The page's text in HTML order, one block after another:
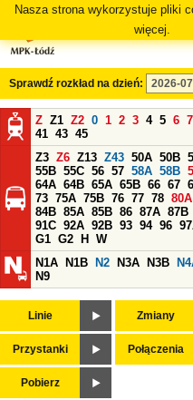
Nasza strona wykorzystuje pliki
więcej.
Sprawdź rozkład na dzień:
Z Z1 Z2 0 1 2 3 4 5 6 7
41 43 45
Z3 Z6 Z13 Z43 50A 50B
55B 55C 56 57 58A 58B
64A 64B 65A 65B 66 67
73 75A 75B 76 77 78 80A
84B 85A 85B 86 87A 87B
91C 92A 92B 93 94 96
G1 G2 H
W
N1A
N1B N2 N3A N3B
N9
Linie Zmiany
Przystanki Połączenia
Pobierz